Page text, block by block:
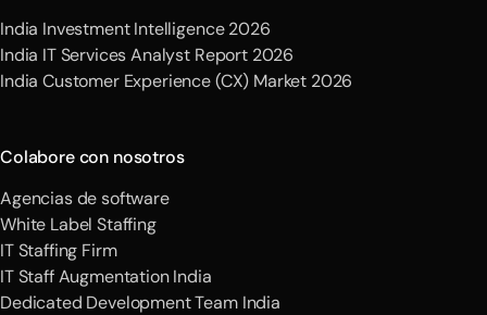
India Investment Intelligence 2026
India IT Services Analyst Report 2026
India Customer Experience (CX) Market 2026
Colabore con nosotros
Agencias de software
White Label Staffing
IT Staffing Firm
IT Staff Augmentation India
Dedicated Development Team India